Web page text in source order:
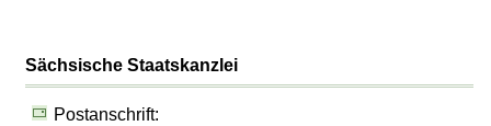
Sächsische Staatskanzlei
Postanschrift: